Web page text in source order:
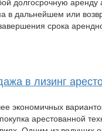
в дальнейшем или
срока
в лизинг
экономичных
арестованной